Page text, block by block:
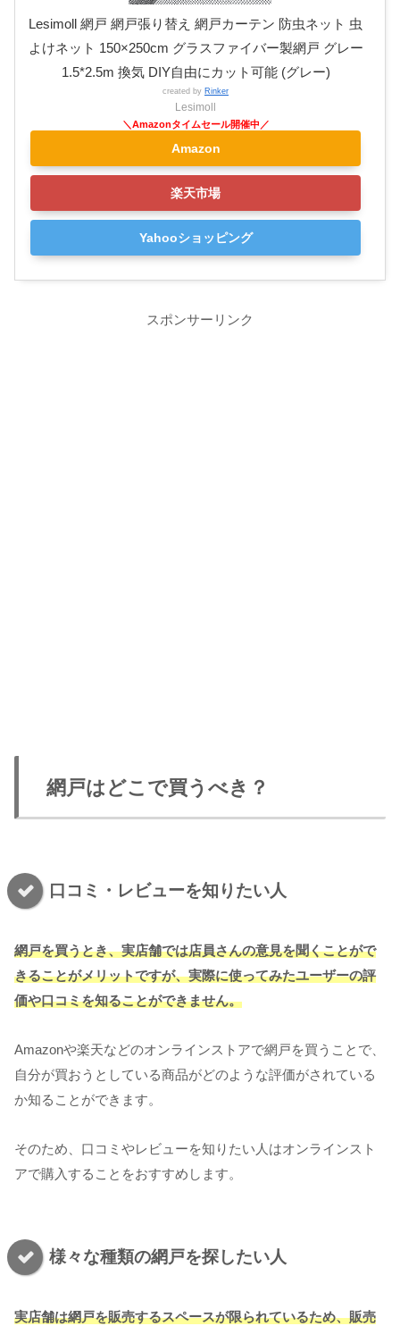
Lesimoll 網戸 網戸張り替え 網戸カーテン 防虫ネット 虫
よけネット 150×250cm グラスファイバー製網戸 グレー
1.5*2.5m 換気 DIY自由にカット可能 (グレー)
created by Rinker
Lesimoll
Amazon
楽天市場
Yahooショッピング
スポンサーリンク
網戸はどこで買うべき？
口コミ・レビューを知りたい人
網戸を買うとき、実店舗では店員さんの意見を聞くことがで
きることがメリットですが、実際に使ってみたユーザーの評
価や口コミを知ることができません。
Amazonや楽天などのオンラインストアで網戸を買うことで、
自分が買おうとしている商品がどのような評価がされている
か知ることができます。
そのため、口コミやレビューを知りたい人はオンラインスト
アで購入することをおすすめします。
様々な種類の網戸を探したい人
実店舗は網戸を販売するスペースが限られているため、販売